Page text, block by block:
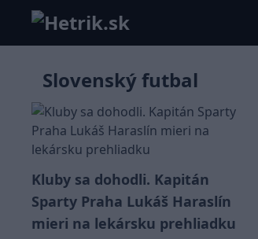
Slovenský futbal
Kluby sa dohodli. Kapitán
Sparty Praha Lukáš Haraslín
mieri na lekársku prehliadku